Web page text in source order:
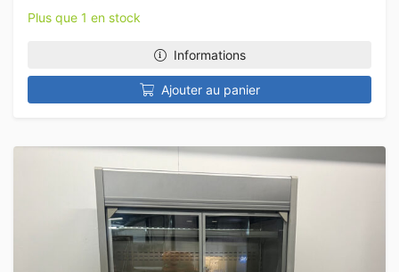
Plus que 1 en stock
Informations
Ajouter au panier